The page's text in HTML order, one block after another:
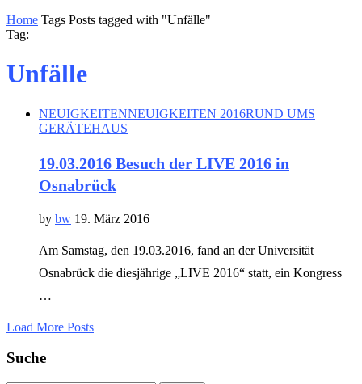
Home Tags Posts tagged with "Unfälle"
Tag:
Unfälle
NEUIGKEITENNEUIGKEITEN 2016RUND UMS
GERÄTEHAUS
19.03.2016 Besuch der LIVE 2016 in
Osnabrück
by bw 19. März 2016
Am Samstag, den 19.03.2016, fand an der Universität
Osnabrück die diesjährige „LIVE 2016“ statt, ein Kongress
…
Load More Posts
Suche